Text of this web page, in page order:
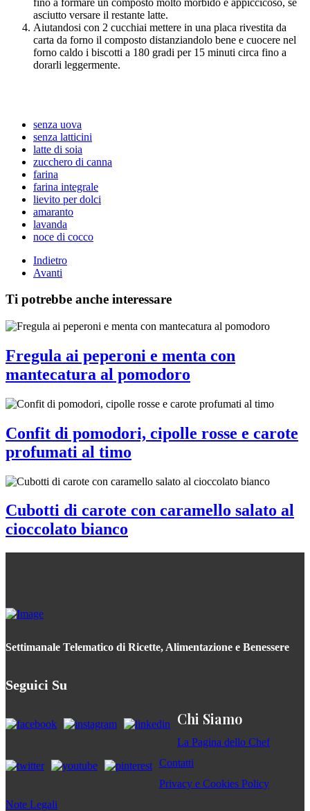
asciutto versare il restante latte.
Aiutandosi con 2 cucchiai mettere in una placa rivestita da
carta da forno il composto distanziandolo bene e cuocere nel
forno caldo i biscotti a 180 gradi per 15 minuti circa fino a
dorarli leggermente.
senza uova
senza latticini
latte di soia
zucchero di canna
farina
farina integrale
lievito per dolci
amaranto
lavanda
noce di cocco
Indietro
Avanti
Ti potrebbe anche interessare
Fregula ai peperoni e menta con
mantecatura al pomodoro
Confit di pomodori, cipolle rosse e carote
profumati al timo
Cubotti di carote con caramello salato al
cioccolato bianco
Settimanale Telematico di Ricette, Alimentazione e Benessere
Seguici Su
Chi Siamo
La Pagina dello Chef
Contatti
Privacy e Cookies Policy
Note Legali